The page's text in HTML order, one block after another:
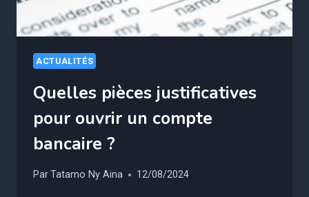
ACTUALITÉS
Quelles pièces justificatives
pour ouvrir un compte
bancaire ?
ParTatamo Ny Aina 12/08/2024